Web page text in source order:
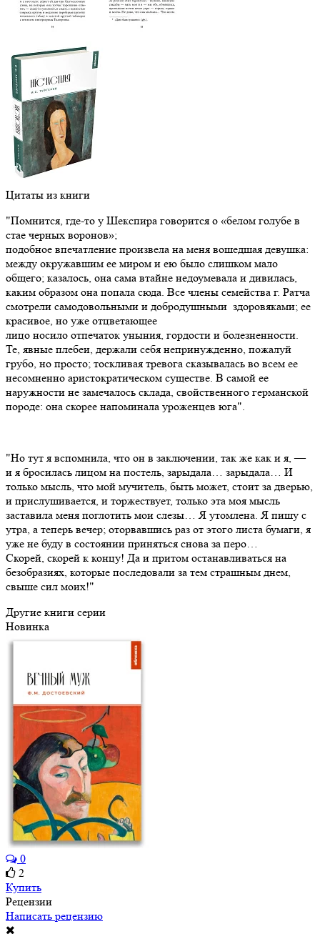
Цитаты из книги
"Помнится, где-то у Шекспира говорится о «белом голубе в
стае черных воронов»;
подобное впечатление произвела на меня вошедшая девушка:
между окружавшим ее миром и ею было слишком мало
общего; казалось, она сама втайне недоумевала и дивилась,
каким образом она попала сюда. Все члены семейства г. Ратча
смотрели самодовольными и добродушными здоровяками; ее
красивое, но уже отцветающее
лицо носило отпечаток уныния, гордости и болезненности.
Те, явные плебеи, держали себя непринужденно, пожалуй
грубо, но просто; тоскливая тревога сказывалась во всем ее
несомненно аристократическом существе. В самой ее
наружности не замечалось склада, свойственного германской
породе: она скорее напоминала уроженцев юга".
"Но тут я вспомнила, что он в заключении, так же как и я, —
и я бросилась лицом на постель, зарыдала… зарыдала… И
только мысль, что мой мучитель, быть может, стоит за дверью,
и прислушивается, и торжествует, только эта моя мысль
заставила меня поглотить мои слезы… Я утомлена. Я пишу с
утра, а теперь вечер; оторвавшись раз от этого листа бумаги, я
уже не буду в состоянии приняться снова за перо…
Скорей, скорей к концу! Да и притом останавливаться на
безобразиях, которые последовали за тем страшным днем,
свыше сил моих!"
Другие книги серии
Новинка
0
2
Купить
Рецензии
Написать рецензию